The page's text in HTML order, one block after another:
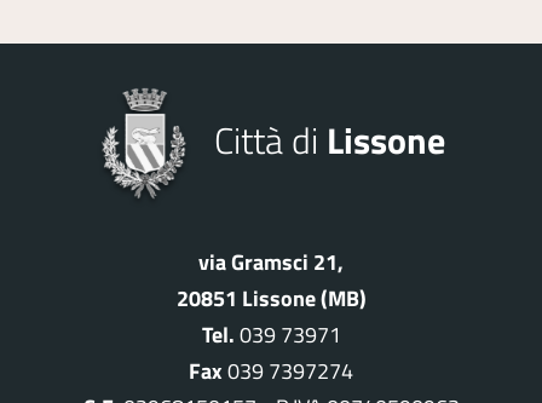
Città di Lissone
via Gramsci 21,
20851 Lissone (MB)
Tel.039 73971
Fax039 7397274